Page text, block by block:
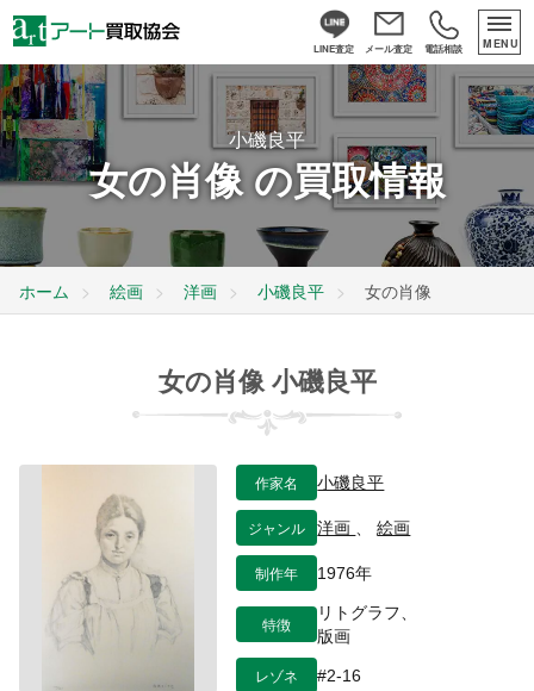
LINE査定 メール査定 電話相談 MENU
小磯良平
女の肖像 の買取情報
ホーム 絵画 洋画 小磯良平 女の肖像
女の肖像 小磯良平
作家名 小磯良平
ジャンル 洋画 、絵画
制作年 1976年
特徴
リトグラフ、
版画
レゾネ #2-16